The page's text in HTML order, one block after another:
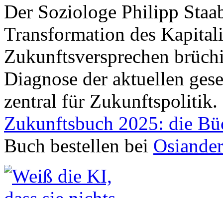
Der Soziologe Philipp
Transformation des
Zukunftsversprechen
Diagnose der aktuellen
zentral für Zukunftspolitik.
Zukunftsbuch 2025: die
Buch bestellen bei